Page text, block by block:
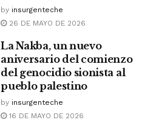
by insurgenteche
26 DE MAYO DE 2026
La Nakba, un nuevo
aniversario del comienzo
del genocidio sionista al
pueblo palestino
by insurgenteche
16 DE MAYO DE 2026